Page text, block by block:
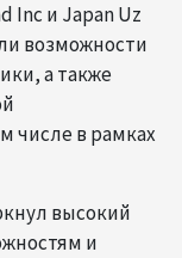
Inc и Japan Uz
возможности
а также
числе в рамках
высокий
и